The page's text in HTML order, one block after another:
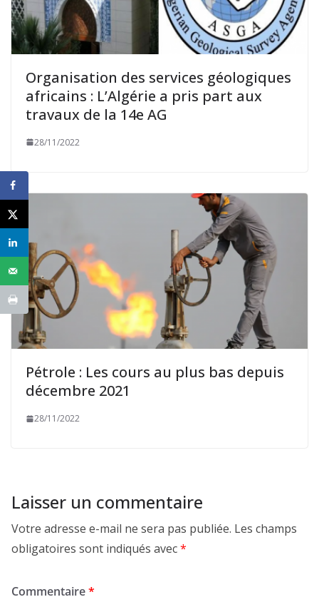
Organisation des services géologiques
africains : L’Algérie a pris part aux
travaux de la 14e AG
28/11/2022
Pétrole : Les cours au plus bas depuis
décembre 2021
28/11/2022
Laisser un commentaire
Votre adresse e-mail ne sera pas publiée. Les champs
obligatoires sont indiqués avec*
Commentaire*